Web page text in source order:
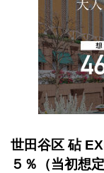
世田谷区 砧
５％（当初想